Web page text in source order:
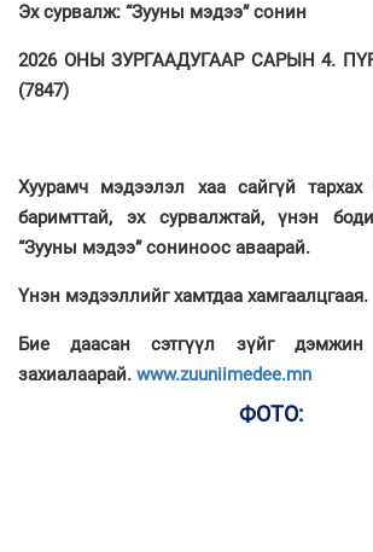
Эх сурвалж: “Зууны мэдээ” сонин
2026 ОНЫ ЗУРГААДУГААР САРЫН 4.
(7847)
Хуурамч мэдээлэл хаа сайгүй
баримттай, эх сурвалжтай, үнэн
“Зууны мэдээ” сониноос аваарай.
Үнэн мэдээллийг хамтдаа хамгаалцгаая.
Бие даасан сэтгүүл зүйг
захиалаарай. www.zuuniimedee.mn
ФОТО: